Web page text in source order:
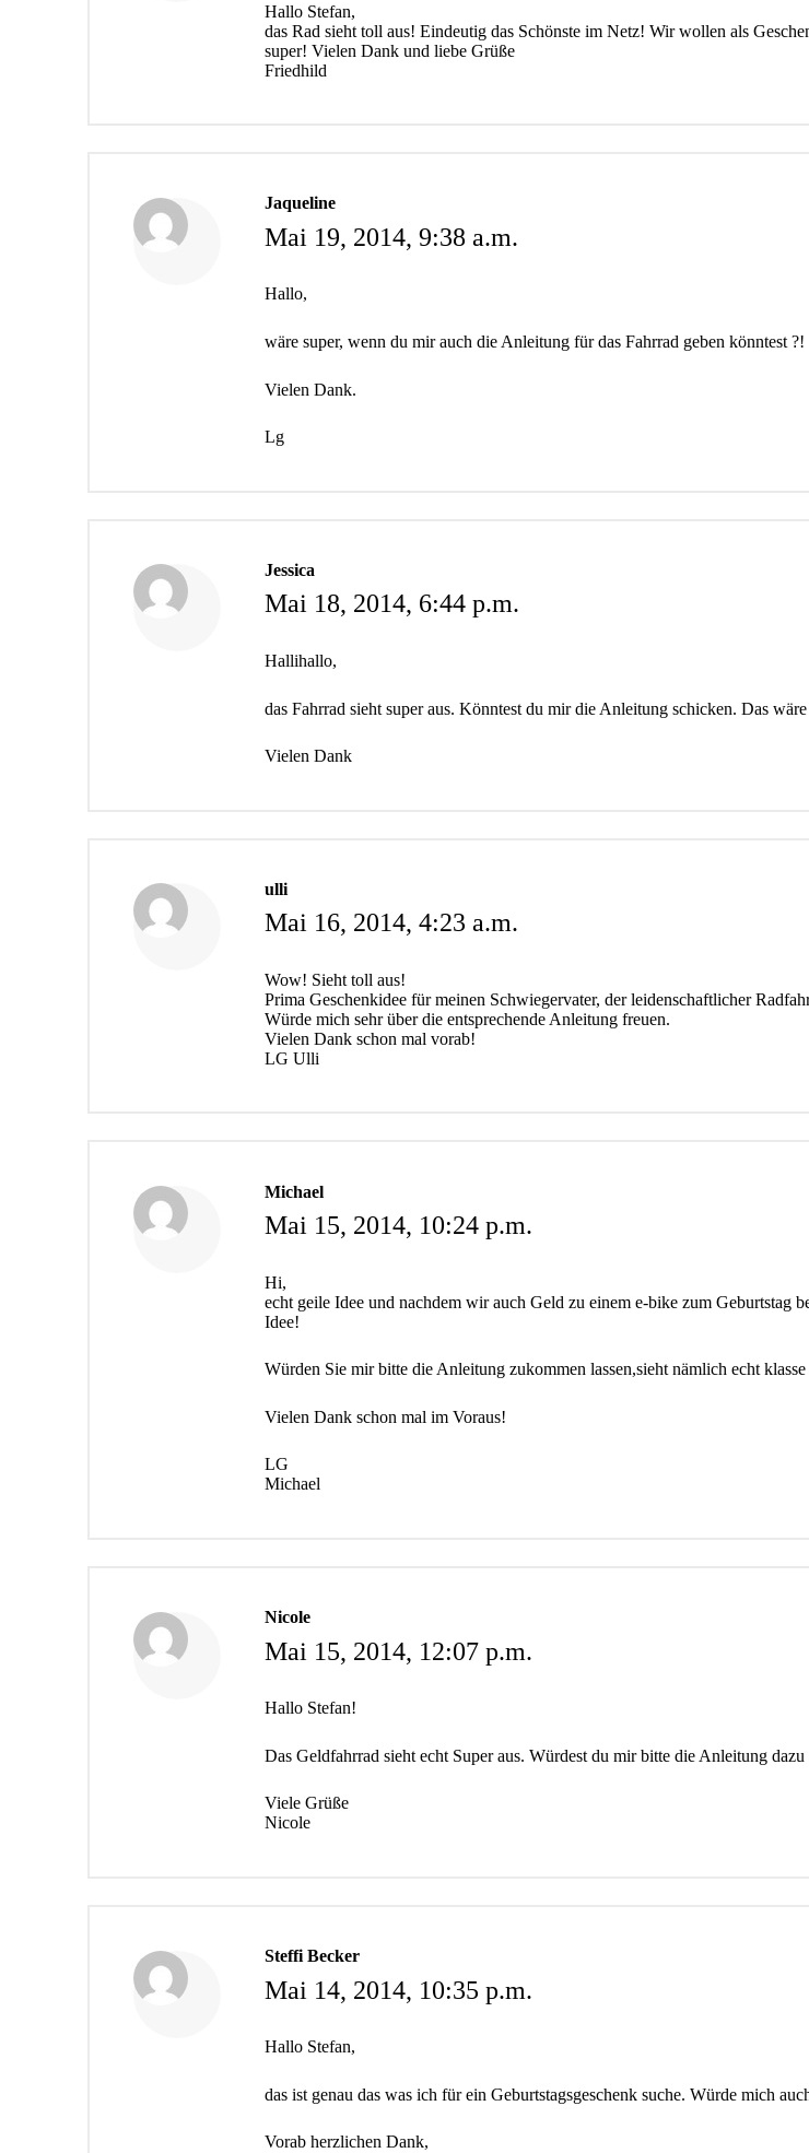
Hallo Stefan,
das Rad sieht toll aus! Eindeutig das Schönste im Netz! Wir wollen als
super! Vielen Dank und liebe Grüße
Friedhild
Jaqueline
Mai 19, 2014, 9:38 a.m.
Hallo,
wäre super, wenn du mir auch die Anleitung für das Fahrrad geben könntest ?!
Vielen Dank.
Lg
Jessica
Mai 18, 2014, 6:44 p.m.
Hallihallo,
das Fahrrad sieht super aus. Könntest du mir die Anleitung schicken. Das wäre
Vielen Dank
ulli
Mai 16, 2014, 4:23 a.m.
Wow! Sieht toll aus!
Prima Geschenkidee für meinen Schwiegervater, der leidenschaftlicher
Würde mich sehr über die entsprechende Anleitung freuen.
Vielen Dank schon mal vorab!
LG Ulli
Michael
Mai 15, 2014, 10:24 p.m.
Hi,
echt geile Idee und nachdem wir auch Geld zu einem e-bike zum Geburtstag
Idee!
Würden Sie mir bitte die Anleitung zukommen lassen,sieht nämlich echt klasse
Vielen Dank schon mal im Voraus!
LG
Michael
Nicole
Mai 15, 2014, 12:07 p.m.
Hallo Stefan!
Das Geldfahrrad sieht echt Super aus. Würdest du mir bitte die Anleitung
Viele Grüße
Nicole
Steffi Becker
Mai 14, 2014, 10:35 p.m.
Hallo Stefan,
das ist genau das was ich für ein Geburtstagsgeschenk suche. Würde mich
Vorab herzlichen Dank,